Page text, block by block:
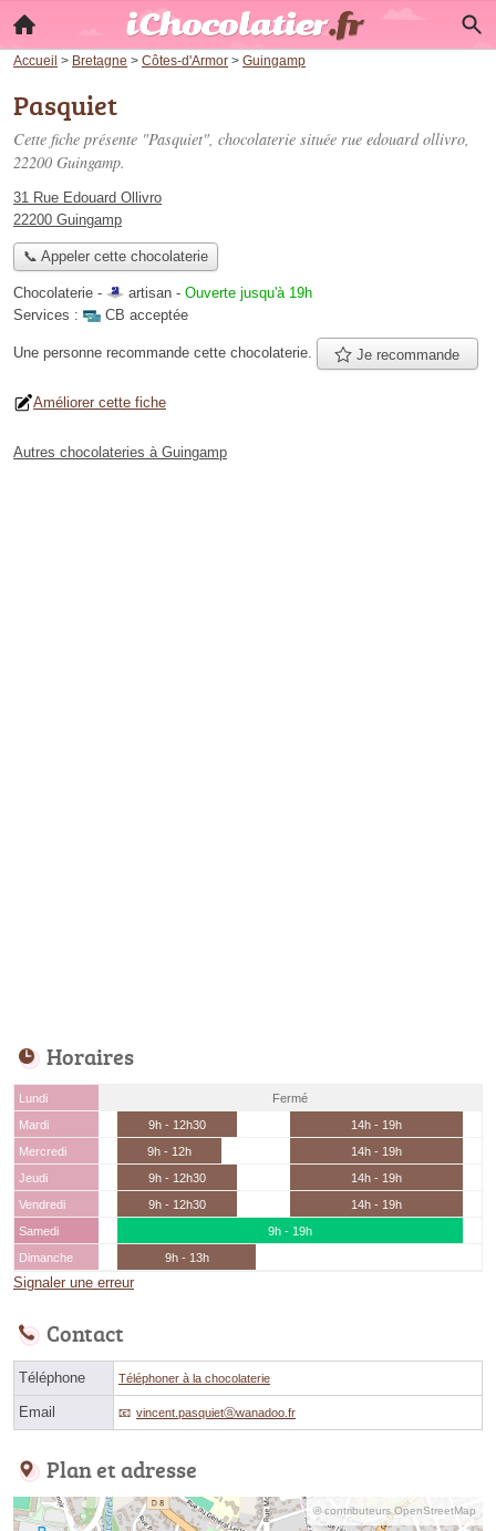
Accueil > Bretagne > Côtes-d'Armor > Guingamp
Pasquiet
Cette fiche présente "Pasquiet", chocolaterie située rue edouard ollivro,
22200 Guingamp.
31 Rue Edouard Ollivro
22200 Guingamp
📞 Appeler cette chocolaterie
Chocolaterie - artisan - Ouverte jusqu'à 19h
Services :
CB acceptée
Une personne recommande cette chocolaterie. Je recommande
Améliorer cette fiche
Autres chocolateries à Guingamp
Horaires
Lundi
Fermé
Mardi
9h - 12h30
14h - 19h
Mercredi
9h - 12h
14h - 19h
Jeudi
9h - 12h30
14h - 19h
Vendredi
9h - 12h30
14h - 19h
Samedi
9h - 19h
Dimanche
9h - 13h
Signaler une erreur
Contact
Téléphone Téléphoner à la chocolaterie
Email vincent.pasquietⓐwanadoo.fr
Plan et adresse
© contributeurs OpenStreetMap